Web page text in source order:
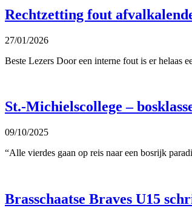
Rechtzetting fout
27/01/2026
Beste Lezers Door een interne fout is er helaas
St.-Michielscollege –
09/10/2025
“Alle vierdes gaan op reis naar een bosrijk
Brasschaatse Braves U15